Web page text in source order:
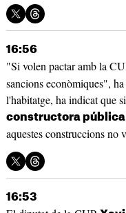
16:56
"Si volen pactar amb la
sancions econòmiques",
l'habitatge, ha indicat que
constructora pública
aquestes construccions no
16:53